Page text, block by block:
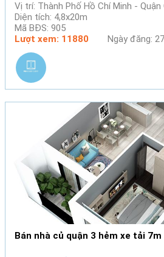
Vị trí: Thành Phố Hồ Chí Minh - Quận
Diện tích: 4,8x20m
Mã BĐS: 905
Lượt xem: 11880
Ngày đăng:
Bán nhà củ quận 3 hẻm xe tải